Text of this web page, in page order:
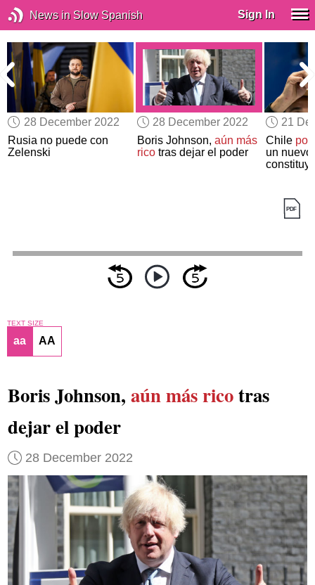
News in Slow Spanish Sign In
28 December 2022
Rusia no puede con
Zelenski
28 December 2022
Boris Johnson, aún más
ricotras dejar el poder
21
Chile
un nuevo
TEXT SIZE
aa AA
Boris Johnson, aún más ricotras
dejar el poder
28 December 2022